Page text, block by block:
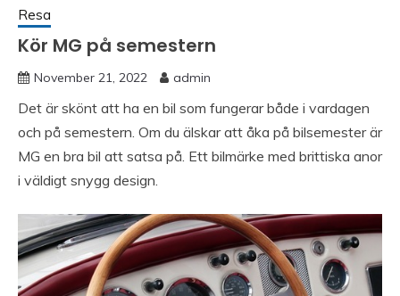
Resa
Kör MG på semestern
November 21, 2022 admin
Det är skönt att ha en bil som fungerar både i vardagen
och på semestern. Om du älskar att åka på bilsemester är
MG en bra bil att satsa på. Ett bilmärke med brittiska anor
i väldigt snygg design.